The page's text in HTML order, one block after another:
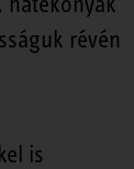
révén
is